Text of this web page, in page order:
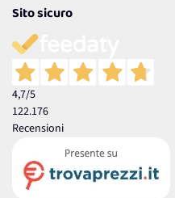
Sito sicuro
4,7/5
122.176
Recensioni